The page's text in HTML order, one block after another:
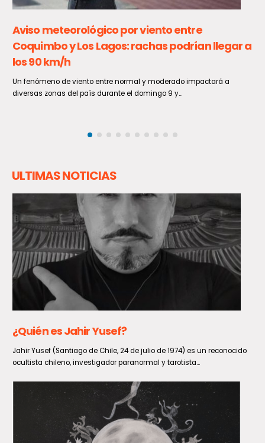
VRS muestra un sostenido aumento en las
últimas semanas
De acuerdo a lo informado por el Ministerio de Salud, en la Semana
Epidemiológica 30, entre el 26 de julio...
ULTIMAS NOTICIAS
Aviso meteorológico por viento entre
Coquimbo y Los Lagos: rachas podrían llegar a
los 90 km/h
Un fenómeno de viento entre normal y moderado impactará a
diversas zonas del país durante el domingo 9 y...